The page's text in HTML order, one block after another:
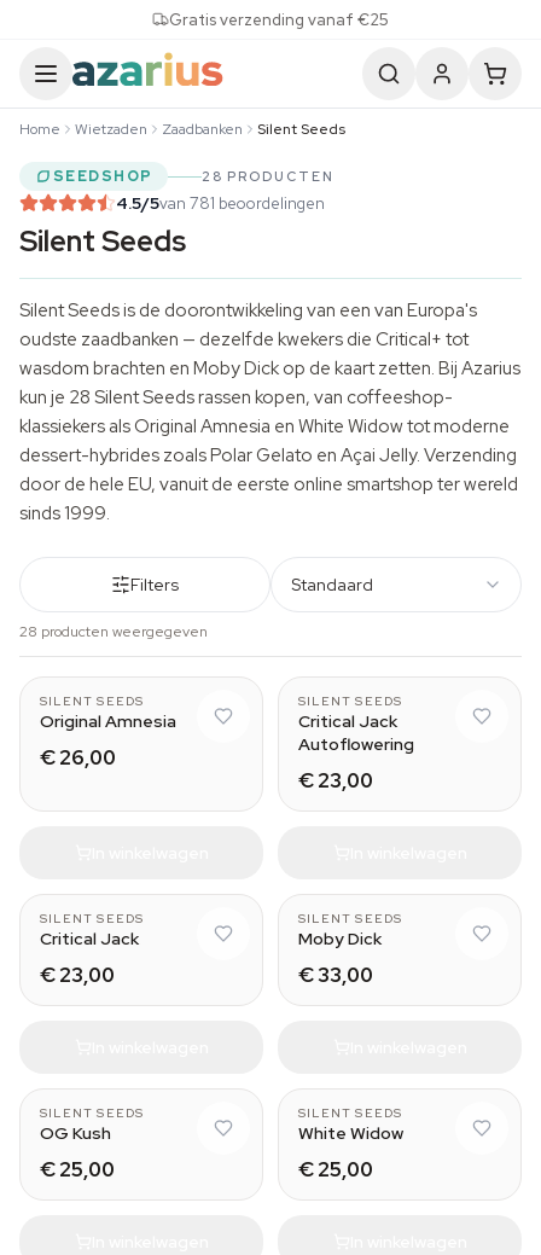
Gratis verzending vanaf €25
Home Wietzaden Zaadbanken Silent Seeds
SEEDSHOP 28 PRODUCTEN
4.5/5van 781 beoordelingen
Silent Seeds
Silent Seeds is de doorontwikkeling van een van Europa's
oudste zaadbanken — dezelfde kwekers die Critical+ tot
wasdom brachten en Moby Dick op de kaart zetten. Bij Azarius
kun je 28 Silent Seeds rassen kopen, van coffeeshop-
klassiekers als Original Amnesia en White Widow tot moderne
dessert-hybrides zoals Polar Gelato en Açai Jelly. Verzending
door de hele EU, vanuit de eerste online smartshop ter wereld
sinds 1999.
Filters Standaard
28 producten weergegeven
SILENT SEEDS
Original Amnesia
€ 26,00
SILENT SEEDS
Critical Jack
Autoflowering
€ 23,00
SILENT SEEDS
Critical Jack
€ 23,00
SILENT SEEDS
Moby Dick
€ 33,00
SILENT SEEDS
OG Kush
€ 25,00
SILENT SEEDS
White Widow
€ 25,00